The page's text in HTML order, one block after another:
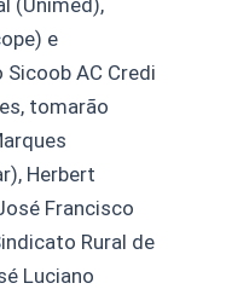
e
AC Credi
tomarão
Herbert
Francisco
Rural de
Luciano